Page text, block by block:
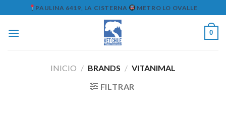
to
content
PAULINA 6419, LA CISTERNA METRO LO OVALLE
0
INICIO / BRANDS / VITANIMAL
FILTRAR